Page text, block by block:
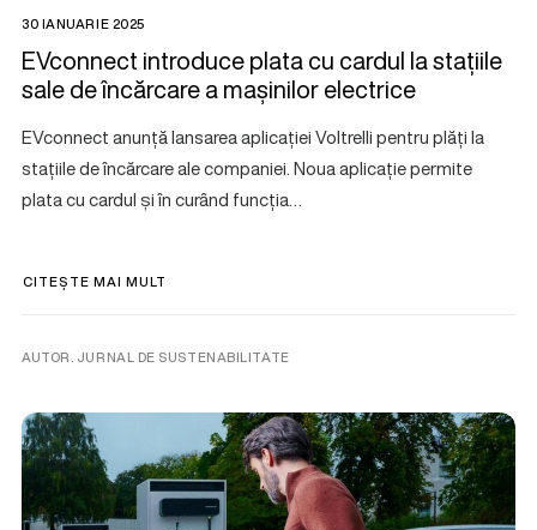
30 IANUARIE 2025
EVconnect introduce plata cu cardul la stațiile
sale de încărcare a mașinilor electrice
EVconnect anunță lansarea aplicației Voltrelli pentru plăți la
stațiile de încărcare ale companiei. Noua aplicație permite
plata cu cardul și în curând funcția…
CITEȘTE MAI MULT
AUTOR. JURNAL DE SUSTENABILITATE